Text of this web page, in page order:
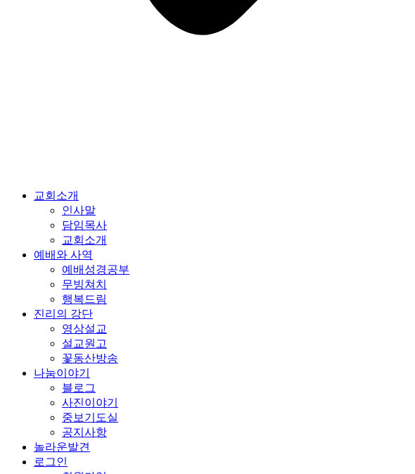
교회소개
인사말
담임목사
교회소개
예배와 사역
예배성경공부
무빙쳐치
행복드림
진리의 강단
영상설교
설교원고
꽃동산방송
나눔이야기
블로그
사진이야기
중보기도실
공지사항
놀라운발견
로그인